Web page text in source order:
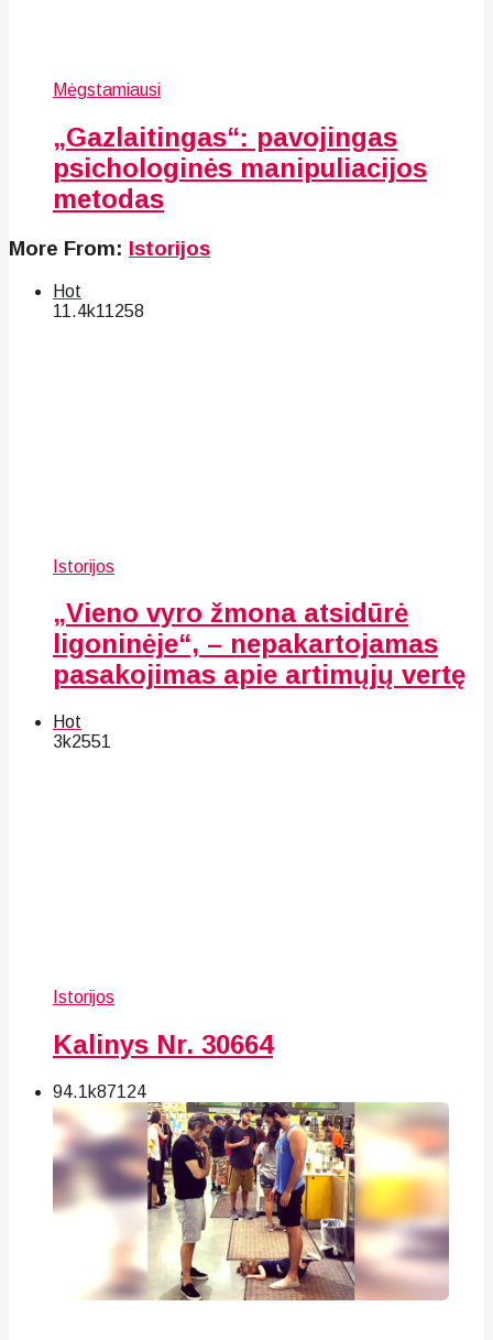
Mėgstamiausi
„Gazlaitingas“: pavojingas
psichologinės manipuliacijos
metodas
More From: Istorijos
Hot
11.4k11258
Istorijos
„Vieno vyro žmona atsidūrė
ligoninėje“, – nepakartojamas
pasakojimas apie artimųjų vertę
Hot
3k2551
Istorijos
Kalinys Nr. 30664
94.1k87124